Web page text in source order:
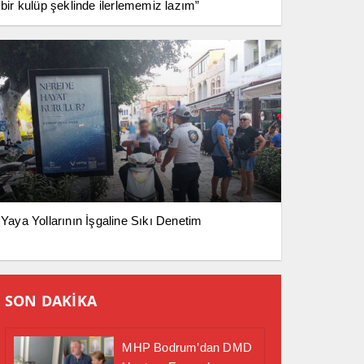
bir kulüp şeklinde ilerlememiz lazım”
Yaya Yollarının İşgaline Sıkı Denetim
SON DAKİKA
MHP Bodrum’dan DMD